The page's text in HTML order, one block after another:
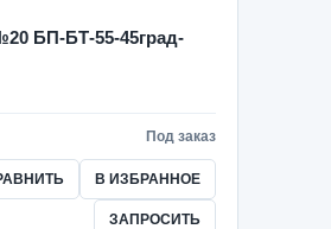
БП-БТ-55-45град-
Под заказ
В ИЗБРАННОЕ
ЗАПРОСИТЬ